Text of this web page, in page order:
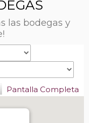
las bodegas y
Pantalla Completa